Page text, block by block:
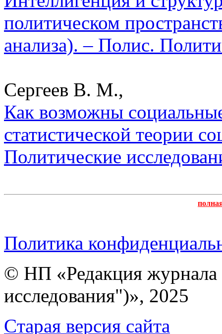
политическом
анализа). – Полис.
Сергеев В. М.,
Как возможны
статистической теории
Политические
Политика
© НП «Редакция
исследования")», 2025
Cтарая версия сайта